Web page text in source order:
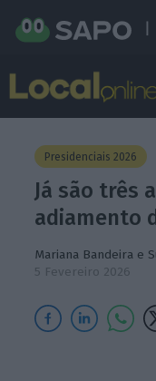
Presidenciais 2026
Já são três
adiamento
Mariana Bandeira e
5 Fevereiro 2026